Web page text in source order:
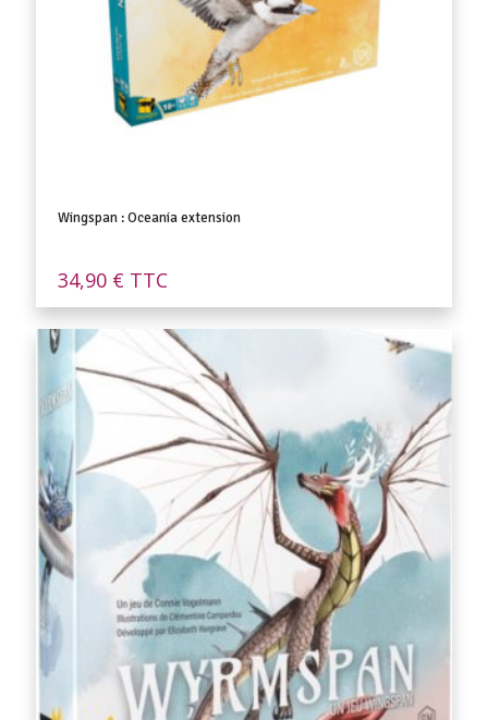
Wingspan : Oceania extension
34,90 € TTC